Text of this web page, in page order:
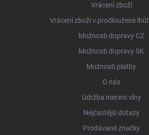
Vrácení zboží
Vrácení zboží v prodloužené
Možnosti dopravy CZ
Možnosti dopravy SK
Možnosti platby
O nás
Údržba merino vlny
Nejčastější dotazy
Prodávané značky